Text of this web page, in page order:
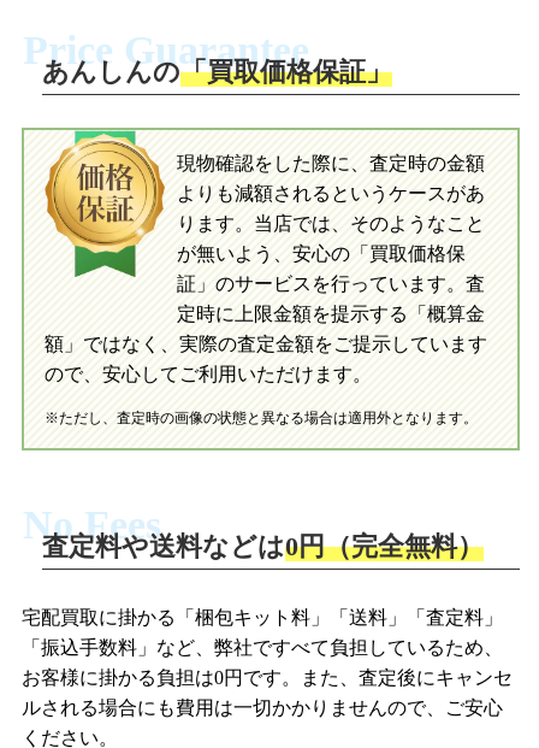
送。当店へ無料で発送いただけます。
入金完了
当店に査定したおもちゃがご到着後、ご
指定の口座に即日入金可能です。
買取の流れ 写真の撮影方法
ださい。お電話にて集荷依頼を行い発
送。当店へ無料で発送いただけます。
当店に査定したおもちゃがご到着後、ご
指定の口座に即日入金可能です。
初めての方へ LINE査定の流れ 写真の撮影方法
Price Guarantee
あんしんの「買取価格保証」
現物確認をした際に、査定時の金額
よりも減額されるというケースがあ
ります。当店では、そのようなこと
が無いよう、安心の「買取価格保
証」のサービスを行っています。査
定時に上限金額を提示する「概算金
額」ではなく、実際の査定金額をご提示しています
ので、安心してご利用いただけます。
※ただし、査定時の画像の状態と異なる場合は適用外となります。
No Fees
査定料や送料などは0円（完全無料）
宅配買取に掛かる「梱包キット料」「送料」「査定料」
「振込手数料」など、弊社ですべて負担しているため、
お客様に掛かる負担は0円です。また、査定後にキャンセ
ルされる場合にも費用は一切かかりませんので、ご安心
ください。